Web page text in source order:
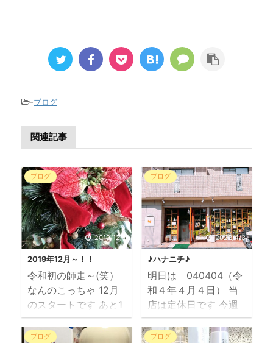
-ブログ
関連記事
ブログ
2019/12/1
2019年12月～！！
令和初の師走～(笑）
なんのこっちゃ 12月
のスタートです あと1
ヶ月で、新年です 今
日から 店内BGM
ブログ
2022/4/3
♪ハナニチ♪
明日は 040404（令
和４年４月４日） 当
店は定休日です 今週
もご来店いただきあり
がとうございました
ブログ ブログ